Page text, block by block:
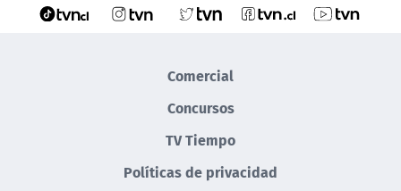
Comercial
Concursos
TV Tiempo
Políticas de privacidad